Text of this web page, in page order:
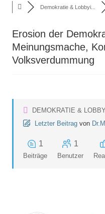
Demokratie & Lobbyi...
Erosion der
Meinungsmache,
Volksverdummung
DEMOKRATIE &
Letzter Beitrag von
1
Beiträge
1
Benutzer